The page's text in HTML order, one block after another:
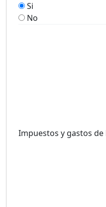
Si
No
Impuestos y gastos de